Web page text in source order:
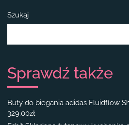
Szukaj
Sprawdź także
Buty do biegania adidas Fluidflow
329.00zł